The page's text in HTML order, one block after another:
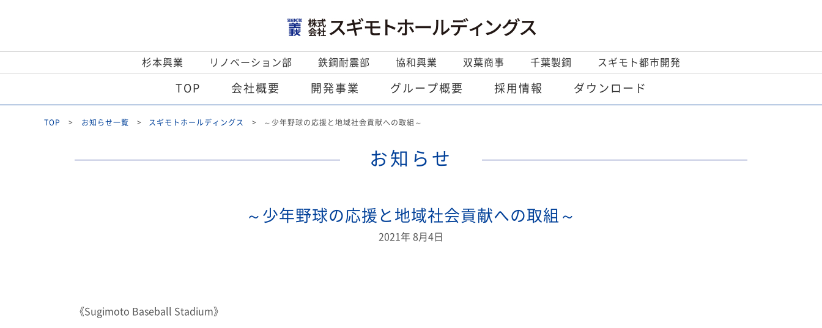
杉本興業 リノベーション部 鉄鋼耐震部 協和興業 双葉商事 千葉製鋼 スギモト都市開発
TOP 会社概要 開発事業 グループ概要 採用情報 ダウンロード
TOP お知らせ一覧 スギモトホールディングス ～少年野球の応援と地域社会貢献への取組～
お知らせ
～少年野球の応援と地域社会貢献への取組～
2021年 8月4日
《Sugimoto Baseball Stadium》